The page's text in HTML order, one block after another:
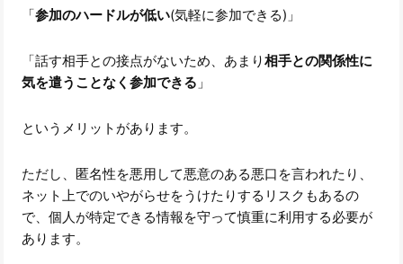
「参加のハードルが低い(気軽に参加できる)」
「話す相手との接点がないため、あまり相手との関係性に
気を遣うことなく参加できる 」
というメリットがあります。
ただし、匿名性を悪用して悪意のある悪口を言われたり、
ネット上でのいやがらせをうけたりするリスクもあるの
で、個人が特定できる情報を守って慎重に利用する必要が
あります。